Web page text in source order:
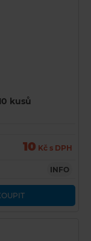
kusů
10 Kč s DPH
INFO